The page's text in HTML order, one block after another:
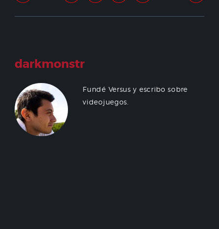
darkmonstr
Fundé Versus y escribo sobre
videojuegos.